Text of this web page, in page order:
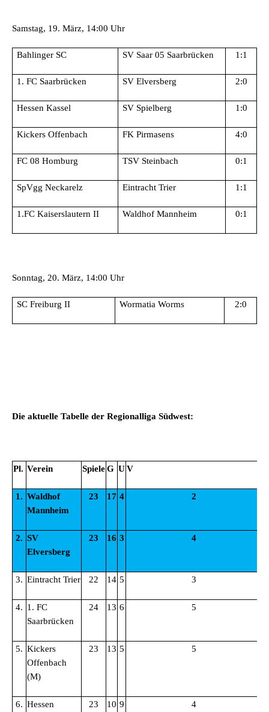
Samstag, 19. März, 14:00 Uhr
Bahlinger SC SV Saar 05 Saarbrücken 1:1
1. FC Saarbrücken SV Elversberg 2:0
Hessen Kassel SV Spielberg 1:0
Kickers Offenbach FK Pirmasens 4:0
FC 08 Homburg TSV Steinbach 0:1
SpVgg Neckarelz Eintracht Trier 1:1
1.FC Kaiserslautern II Waldhof Mannheim 0:1
Sonntag, 20. März, 14:00 Uhr
SC Freiburg II Wormatia Worms 2:0
Die aktuelle Tabelle der Regionalliga Südwest:
Pl. Verein SpieleG UV
1. Waldhof
Mannheim
23 17 4 2
2. SV
Elversberg
23 16 3 4
3. Eintracht Trier 22 14 5 3
4. 1. FC
Saarbrücken
24 13 6 5
5. Kickers
Offenbach
(M)
23 13 5 5
6. Hessen
23 10 9 4